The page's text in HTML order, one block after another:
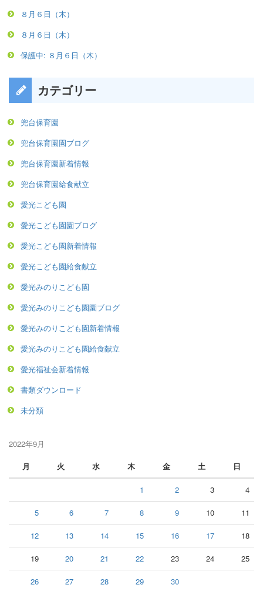
８月６日（木）
８月６日（木）
保護中: ８月６日（木）
カテゴリー
兜台保育園
兜台保育園園ブログ
兜台保育園新着情報
兜台保育園給食献立
愛光こども園
愛光こども園園ブログ
愛光こども園新着情報
愛光こども園給食献立
愛光みのりこども園
愛光みのりこども園園ブログ
愛光みのりこども園新着情報
愛光みのりこども園給食献立
愛光福祉会新着情報
書類ダウンロード
未分類
2022年9月
月
火 水 木 金 土 日
1 2 3 4
5 6 7 8 9 10 11
12 13 14 15 16 17 18
19 20 21 22 23 24 25
26 27 28 29 30